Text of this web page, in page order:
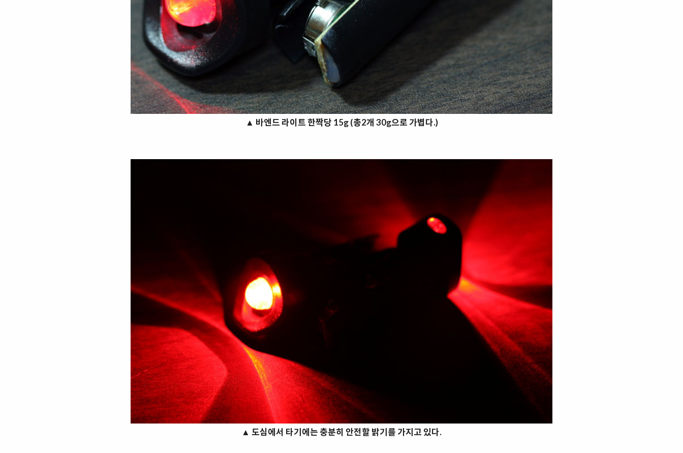
▲ 바엔드 라이트 한짝당 15g (총2개 30g으로 가볍다.)
▲ 도심에서 타기에는 충분히 안전할 밝기를 가지고 있다.